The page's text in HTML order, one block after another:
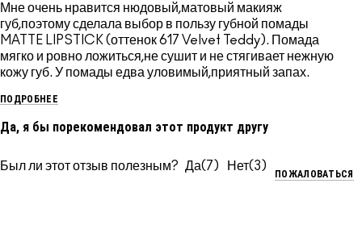
Мне очень нравится нюдовый,матовый макияж
губ,поэтому сделала выбор в пользу губной помады
MATTE LIPSTICK (оттенок 617 Velvet Teddy). Помада
мягко и ровно ложиться,не сушит и не стягивает нежную
кожу губ. У помады едва уловимый,приятный запах.
ПОДРОБНЕЕ
Да, я бы порекомендовал этот продукт другу
Был ли этот отзыв полезным? 7 3
ПОЖАЛОВАТЬСЯ